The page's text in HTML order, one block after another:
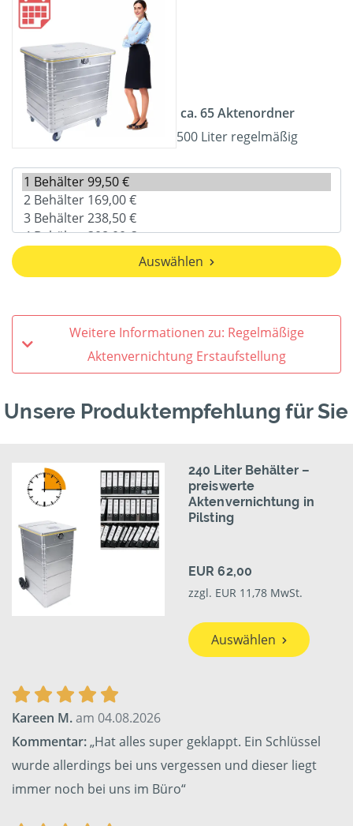
ca. 65 Aktenordner
500 Liter regelmäßig
Auswählen
Weitere Informationen zu: Regelmäßige
Aktenvernichtung Erstaufstellung
Unsere Produktempfehlung für Sie
240 Liter Behälter –
preiswerte
Aktenvernichtung in
Pilsting
EUR 62,00
zzgl. EUR 11,78 MwSt.
Auswählen
Kareen M.am 04.08.2026
Kommentar:„Hat alles super geklappt. Ein Schlüssel
wurde allerdings bei uns vergessen und dieser liegt
immer noch bei uns im Büro“